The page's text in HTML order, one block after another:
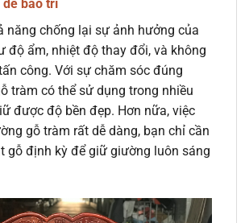
bảo trì
năng chống lại sự ảnh hưởng của
độ ẩm, nhiệt độ thay đổi, và không
công. Với sự chăm sóc đúng
tràm có thể sử dụng trong nhiều
được độ bền đẹp. Hơn nữa, việc
gỗ tràm rất dễ dàng, bạn chỉ cần
gỗ định kỳ để giữ giường luôn sáng